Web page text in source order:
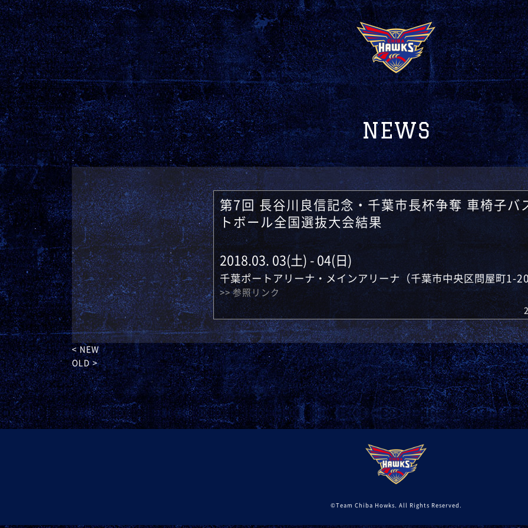
NEWS
第7回 長谷川良信記念・千葉市長杯争奪 車椅子バ
トボール全国選抜大会結果
2018.03. 03(土) - 04(日)
千葉ポートアリーナ・メインアリーナ（千葉市中央区問屋町1-
>> 参照リンク
< NEW
OLD >
©Team Chiba Howks. All Rights Reserved.